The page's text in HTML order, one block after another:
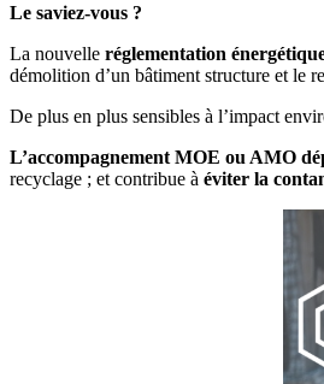
Le saviez-vous ?
La nouvelle réglementation
démolition d’un bâtiment structure et le
De plus en plus sensibles à l’impact
L’accompagnement MOE ou AMO
recyclage ; et contribue à éviter la